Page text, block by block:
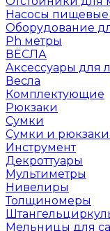
Насосы пищевые
Оборудование
Ph метры
ВЁСЛА
Аксессуары для
Весла
Комплектующие
Рюкзаки
Сумки
Сумки и рюкзаки
Инструмент
Декроттуары
Мультиметры
Нивелиры
Толщиномеры
Мельницы для